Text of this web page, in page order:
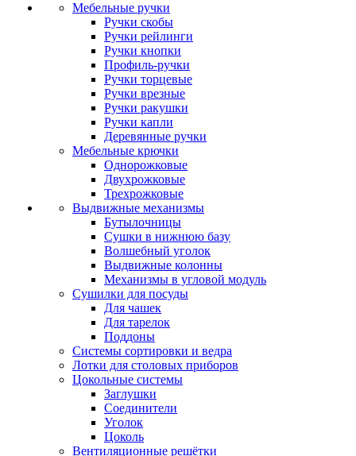
Мебельные ручки
Ручки скобы
Ручки рейлинги
Ручки кнопки
Профиль-ручки
Ручки торцевые
Ручки врезные
Ручки ракушки
Ручки капли
Деревянные ручки
Мебельные крючки
Однорожковые
Двухрожковые
Трехрожковые
Выдвижные механизмы
Бутылочницы
Сушки в нижнюю базу
Волшебный уголок
Выдвижные колонны
Механизмы в угловой модуль
Сушилки для посуды
Для чашек
Для тарелок
Поддоны
Системы сортировки и ведра
Лотки для столовых приборов
Цокольные системы
Заглушки
Соединители
Уголок
Цоколь
Вентиляционные решётки